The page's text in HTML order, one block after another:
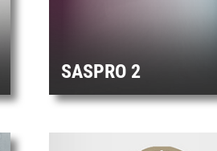
SASPRO 2